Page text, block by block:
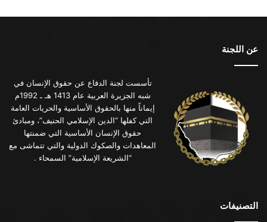
عن اللجنة
تأسست لجنة الدفاع عن حقوق الإنسان في
شبه الجزيرة العربية عام 1413 هـ ـ 1992م
إيماناً منها بالحقوق الأساسية والحريات العامة
التي كفلها “الدين الإسلامي الحنيف”، ومبادئ
حقوق الإنسان الأساسية التي ضمنتها
المعاهدات والصكوك الدولية والتي تتماشى مع
“الشريعة الإسلامية” السمحاء .
التصنيفات